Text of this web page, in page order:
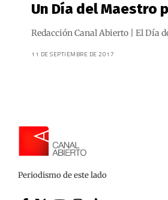
Un Día del Maestro
Redacción Canal Abierto | El Día
11 DE SEPTIEMBRE DE 2017
Periodismo de este lado